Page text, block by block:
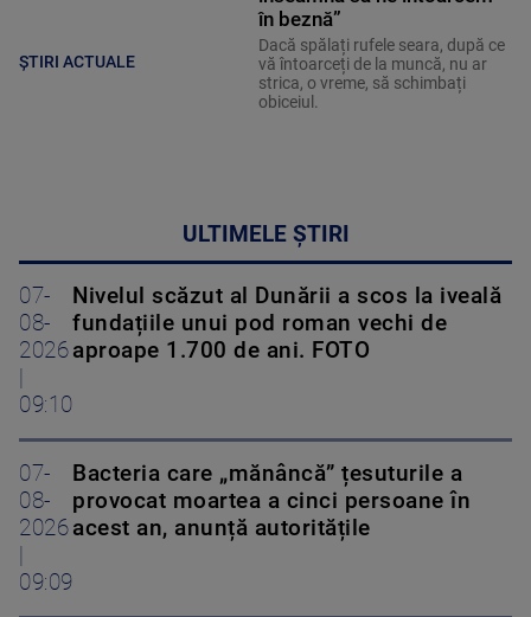
ȘTIRI ACTUALE
în beznă”
Dacă spălați rufele seara, după ce
vă întoarceți de la muncă, nu ar
strica, o vreme, să schimbați
obiceiul.
ULTIMELE ȘTIRI
07-
08-
2026
09:10
Nivelul scăzut al Dunării a scos la iveală
fundațiile unui pod roman vechi de
aproape 1.700 de ani. FOTO
07-
08-
2026
09:09
Bacteria care „mănâncă” țesuturile a
provocat moartea a cinci persoane în
acest an, anunță autoritățile